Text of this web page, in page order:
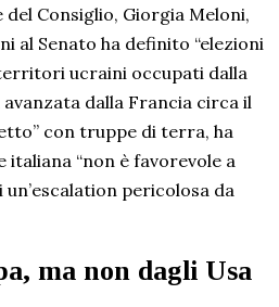
del Consiglio, Giorgia Meloni,
al Senato ha definito “elezioni
ucraini occupati dalla
avanzata dalla Francia circa il
con truppe di terra, ha
“non è favorevole a
pericolosa da
ma non dagli Usa